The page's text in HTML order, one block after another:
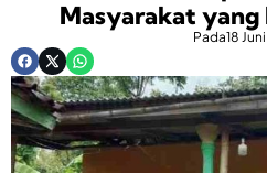
Masyarakat
Pada18